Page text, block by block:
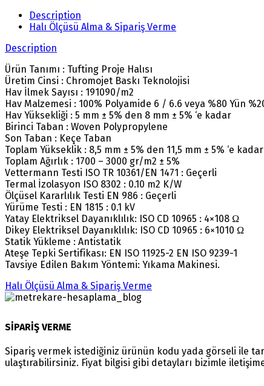
Description
Halı Ölçüsü Alma & Sipariş Verme
Description
Ürün Tanımı : Tufting Proje Halısı
Üretim Cinsi : Chromojet Baskı Teknolojisi
Hav İlmek Sayısı : 191090/m2
Hav Malzemesi : 100% Polyamide 6 / 6.6 veya %80 Yün
Hav Yüksekliği : 5 mm ± 5% den 8 mm ± 5% ‘e kadar
Birinci Taban : Woven Polypropylene
Son Taban : Keçe Taban
Toplam Yükseklik : 8,5 mm ± 5% den 11,5 mm ± 5% ‘e kadar
Toplam Ağırlık : 1700 – 3000 gr/m2 ± 5%
Vettermann Testi ISO TR 10361/EN 1471 : Geçerli
Termal İzolasyon ISO 8302 : 0.10 m2 K/W
Ölçüsel Kararlılık Testi EN 986 : Geçerli
Yürüme Testi : EN 1815 : 0.1 kV
Yatay Elektriksel Dayanıklılık: ISO CD 10965 : 4×108 Ω
Dikey Elektriksel Dayanıklılık: ISO CD 10965 : 6×1010 Ω
Statik Yükleme : Antistatik
Ateşe Tepki Sertifikası: EN ISO 11925-2 EN ISO 9239-1
Tavsiye Edilen Bakım Yöntemi: Yıkama Makinesi.
Halı Ölçüsü Alma & Sipariş Verme
SİPARİŞ VERME
Sipariş vermek istediğiniz ürünün kodu yada görseli ile
ulaştırabilirsiniz. Fiyat bilgisi gibi detayları bizimle